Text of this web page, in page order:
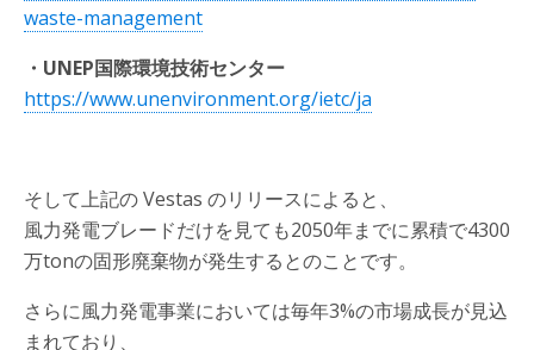
waste-management
・UNEP国際環境技術センター
https://www.unenvironment.org/ietc/ja
そして上記の Vestas のリリースによると、
風力発電ブレードだけを見ても2050年までに累積で4300
万tonの固形廃棄物が発生するとのことです。
さらに風力発電事業においては毎年3%の市場成長が見込
まれており、